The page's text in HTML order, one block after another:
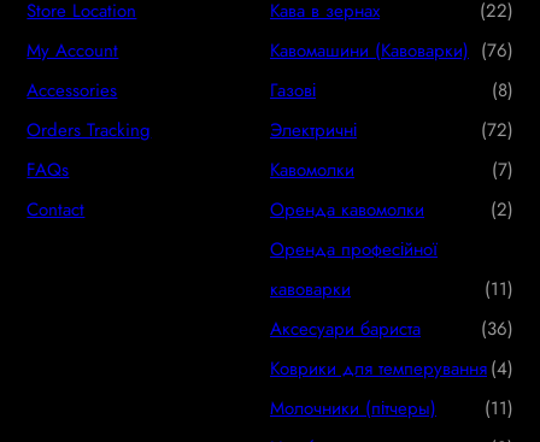
Store Location
My Account
Accessories
Orders Tracking
FAQs
Contact
Кава в зернах 222
2
p
r
o
d
c
t
s
Кавомашини (Кавоварки) 767
6
p
r
o
u
c
t
s
Газові 88
p
r
o
u
c
t
s
Электричні 727
2
p
o
d
u
c
Кавомолки 77
p
o
d
u
c
Оренда кавомолки 22
r
o
d
u
Оренда професійної
кавоварки
111
1
p
r
Аксесуари бариста 363
6
p
Коврики для темперування 44
p
Молочники (пітчеры) 111